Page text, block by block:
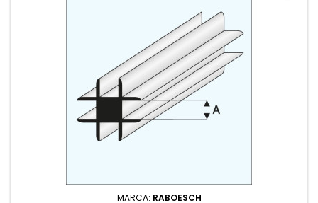
MARCA: RABOESCH